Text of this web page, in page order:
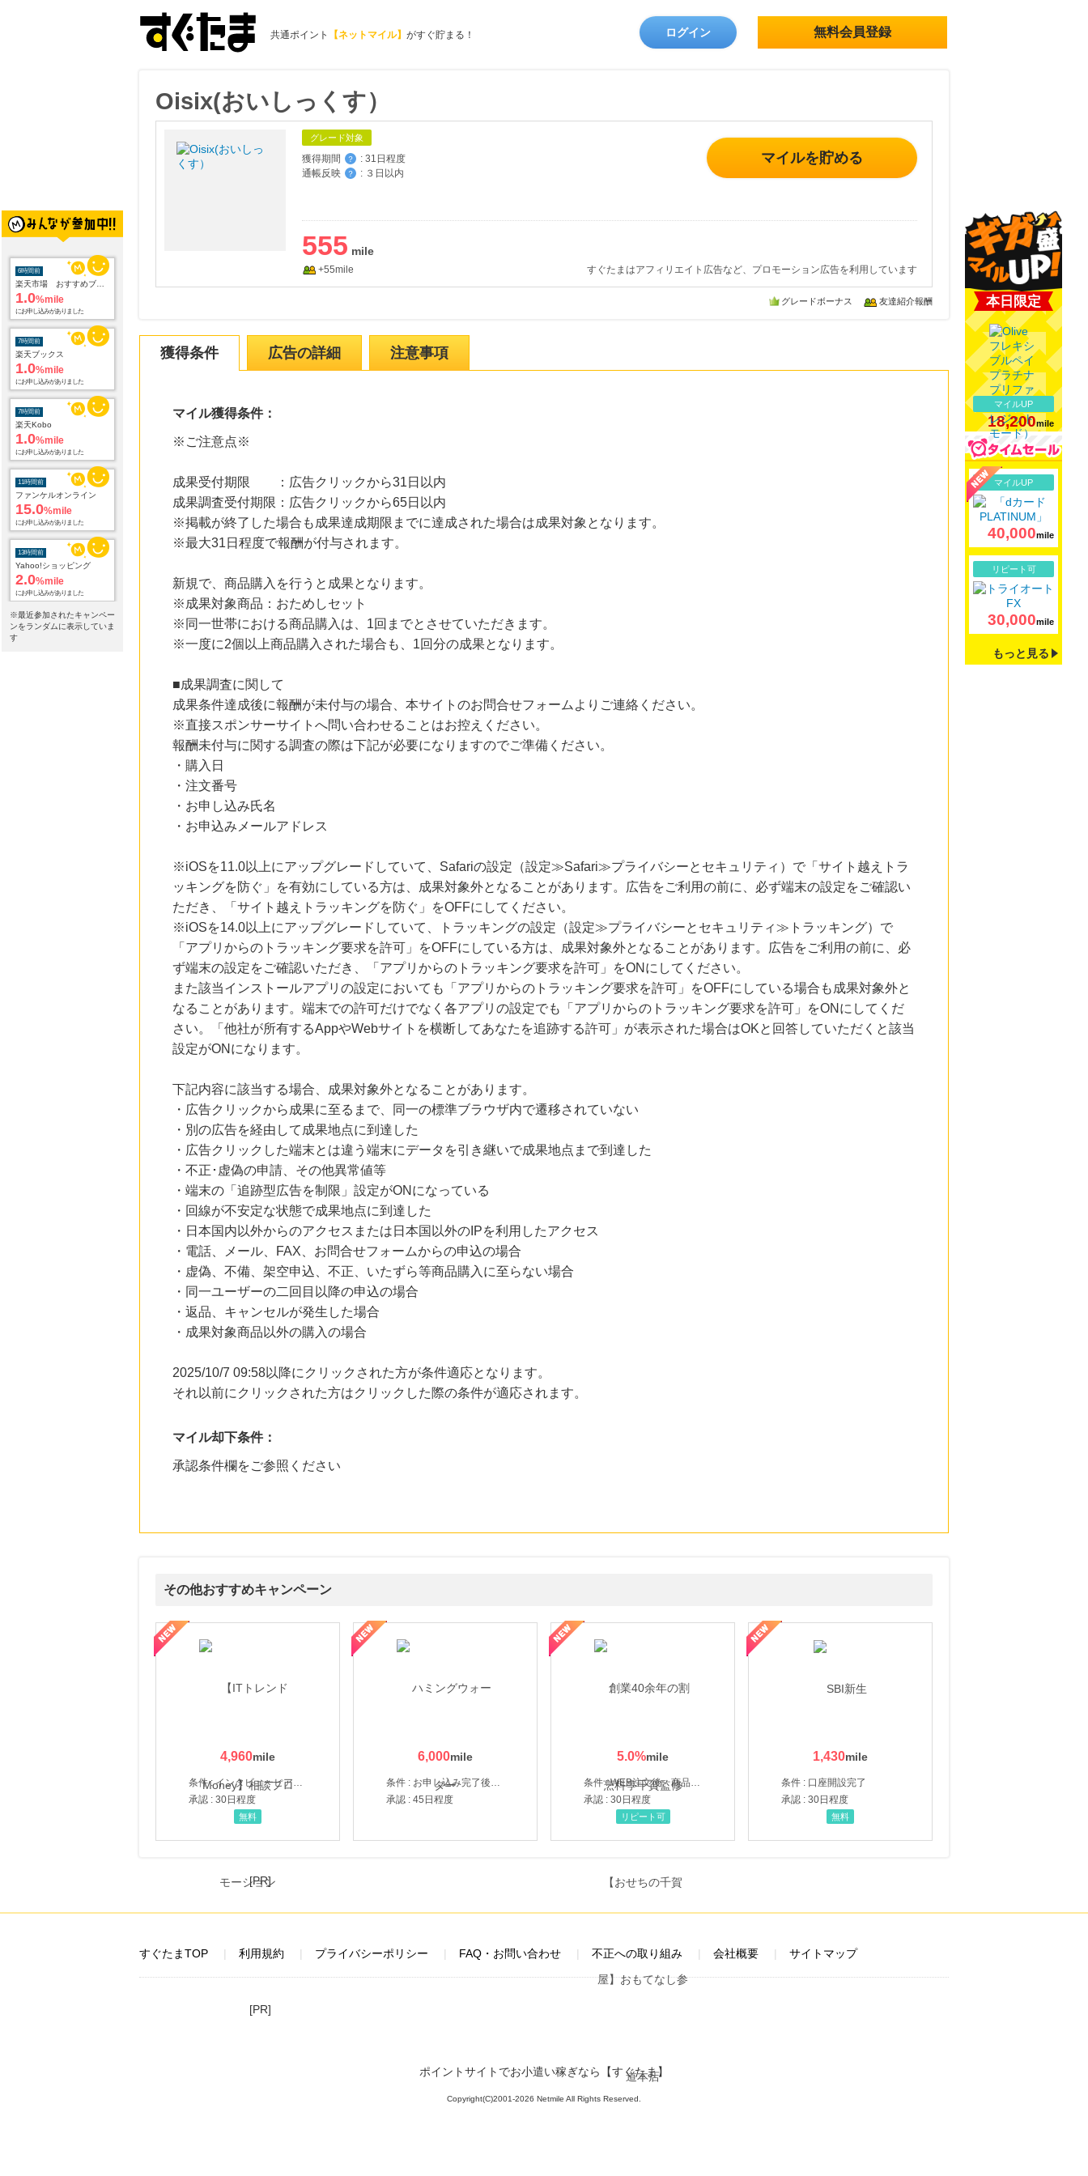
共通ポイント 【ネットマイル】 がすぐ貯まる！ ログイン 無料会員登録
楽天市場 おすすめブランド
1.0 %mile
7時間前
楽天ブックス
1.0%mile
7時間前
楽天Kobo
1.0%mile
11時間前
ファンケルオンライン
15.0%mile
13時間前
Yahoo!ショッピング
2.0%mile
13時間前
Qoo10
1.9%mile
※最近参加されたキャンペー
ンをランダムに表示していま
す
Oisix(おいしっくす）
グレード対象
獲得期間 ？ : 31日程度
通帳反映
？ : ３日以内
マイルを貯める
555
+55mile すぐたまはアフィリエイト広告など、プロモーション広告を利用しています
グレードボーナス 友達紹介報酬
獲得条件 広告の詳細 注意事項
マイル獲得条件：
※ご注意点※
成果受付期限 ：広告クリックから31日以内
成果調査受付期限：広告クリックから65日以内
※掲載が終了した場合も成果達成期限までに達成された場合は成果対象となります。
※最大31日程度で報酬が付与されます。
新規で、商品購入を行うと成果となります。
※成果対象商品：おためしセット
※同一世帯における商品購入は、1回までとさせていただきます。
※一度に2個以上商品購入された場合も、1回分の成果となります。
■成果調査に関して
成果条件達成後に報酬が未付与の場合、本サイトのお問合せフォームよりご連絡ください。
※直接スポンサーサイトへ問い合わせることはお控えください。
報酬未付与に関する調査の際は下記が必要になりますのでご準備ください。
・購入日
・注文番号
・お申し込み氏名
・お申込みメールアドレス
※iOSを11.0以上にアップグレードしていて、Safariの設定（設定≫Safari≫プライバシーとセキュリティ）で「サイト越えトラ
ッキングを防ぐ」を有効にしている方は、成果対象外となることがあります。広告をご利用の前に、必ず端末の設定をご確認い
ただき、「サイト越えトラッキングを防ぐ」をOFFにしてください。
※iOSを14.0以上にアップグレードしていて、トラッキングの設定（設定≫プライバシーとセキュリティ≫トラッキング）で
「アプリからのトラッキング要求を許可」をOFFにしている方は、成果対象外となることがあります。広告をご利用の前に、必
ず端末の設定をご確認いただき、「アプリからのトラッキング要求を許可」をONにしてください。
また該当インストールアプリの設定においても「アプリからのトラッキング要求を許可」をOFFにしている場合も成果対象外と
なることがあります。端末での許可だけでなく各アプリの設定でも「アプリからのトラッキング要求を許可」をONにしてくだ
さい。「他社が所有するAppやWebサイトを横断してあなたを追跡する許可」が表示された場合はOKと回答していただくと該当
設定がONになります。
下記内容に該当する場合、成果対象外となることがあります。
・広告クリックから成果に至るまで、同一の標準ブラウザ内で遷移されていない
・別の広告を経由して成果地点に到達した
・広告クリックした端末とは違う端末にデータを引き継いで成果地点まで到達した
・不正･虚偽の申請、その他異常値等
・端末の「追跡型広告を制限」設定がONになっている
・回線が不安定な状態で成果地点に到達した
・日本国内以外からのアクセスまたは日本国以外のIPを利用したアクセス
・電話、メール、FAX、お問合せフォームからの申込の場合
・虚偽、不備、架空申込、不正、いたずら等商品購入に至らない場合
・同一ユーザーの二回目以降の申込の場合
・返品、キャンセルが発生した場合
・成果対象商品以外の購入の場合
2025/10/7 09:58以降にクリックされた方が条件適応となります。
それ以前にクリックされた方はクリックした際の条件が適応されます。
マイル却下条件：
承認条件欄をご参照ください
その他おすすめキャンペーン
4,960
条件 : インタビューヒアリング完了
承認 : 30日程度
無料
6,000
条件 : お申し込み完了後、決済登録完了と1ヶ月以内のサーバー初回設置。
承認 : 45日程度
5.0%
条件 : WEB注文後、商品受け取り+入金確認時点
承認 : 30日程度
創業40余年の割烹料亭千賀監修【おせちの千賀屋】おもてなし参道本店
リピート可
1,430
条件 : 口座開設完了
承認 : 30日程度
SBI新生銀行「口座開設」
無料
本日限定
マイルUP
18,200mile
マイルUP
40,000mile
リピート可
30,000mile
もっと見る
[PR]
すぐたまTOP 利用規約 プライバシーポリシー FAQ・お問い合わせ 不正への取り組み 会社概要 サイトマップ
[PR]
ポイントサイトでお小遣い稼ぎなら【すぐたま】
Copyright(C)2001-2026 Netmile All Rights Reserved.